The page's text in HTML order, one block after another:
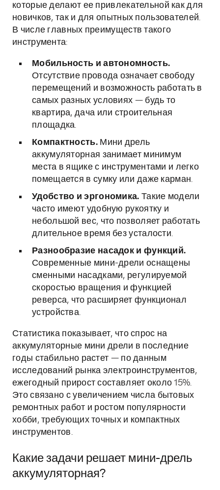
которые делают ее привлекательной как для
новичков, так и для опытных пользователей.
В числе главных преимуществ такого
инструмента:
Мобильность и автономность.
Отсутствие провода означает свободу
перемещений и возможность работать в
самых разных условиях — будь то
квартира, дача или строительная
площадка.
Компактность.Мини дрель
аккумуляторная занимает минимум
места в ящике с инструментами и легко
помещается в сумку или даже карман.
Удобство и эргономика. Такие модели
часто имеют удобную рукоятку и
небольшой вес, что позволяет работать
длительное время без усталости.
Разнообразие насадок и функций.
Современные мини-дрели оснащены
сменными насадками, регулируемой
скоростью вращения и функцией
реверса, что расширяет функционал
устройства.
Статистика показывает, что спрос на
аккумуляторные мини дрели в последние
годы стабильно растет — по данным
исследований рынка электроинструментов,
ежегодный прирост составляет около 15%.
Это связано с увеличением числа бытовых
ремонтных работ и ростом популярности
хобби, требующих точных и компактных
инструментов.
Какие задачи решает мини-дрель
аккумуляторная?